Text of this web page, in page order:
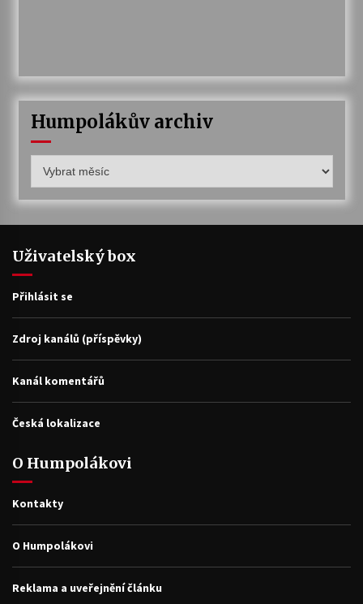
Humpolákův archiv
archiv
Uživatelský box
Přihlásit se
Zdroj kanálů (příspěvky)
Kanál komentářů
Česká lokalizace
O Humpolákovi
Kontakty
O Humpolákovi
Reklama a uveřejnění článku